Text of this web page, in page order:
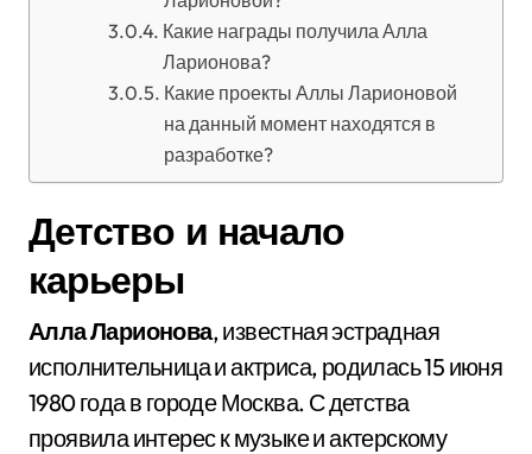
Какие награды получила Алла
Ларионова?
Какие проекты Аллы Ларионовой
на данный момент находятся в
разработке?
Детство и начало
карьеры
Алла Ларионова, известная эстрадная
исполнительница и актриса, родилась 15 июня
1980 года в городе Москва. С детства
проявила интерес к музыке и актерскому